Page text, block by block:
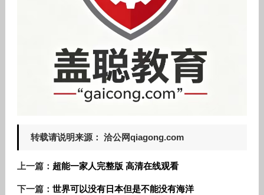
转载请说明来源： 洽公网qiagong.com
上一篇： 超能一家人完整版 高清在线观看
下一篇： 世界可以没有日本但是不能没有海洋